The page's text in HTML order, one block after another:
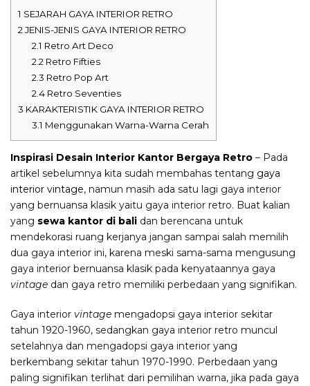
1 SEJARAH GAYA INTERIOR RETRO
2JENIS-JENIS GAYA INTERIOR RETRO
2.1 Retro Art Deco
2.2Retro Fifties
2.3 Retro Pop Art
2.4Retro Seventies
3 KARAKTERISTIK GAYA INTERIOR RETRO
3.1 Menggunakan Warna-Warna Cerah
Inspirasi Desain Interior Kantor Bergaya Retro – Pada
artikel sebelumnya kita sudah membahas tentang gaya
interior vintage, namun masih ada satu lagi gaya interior
yang bernuansa klasik yaitu gaya interior retro. Buat kalian
yang sewa kantor di bali dan berencana untuk
mendekorasi ruang kerjanya jangan sampai salah memilih
dua gaya interior ini, karena meski sama-sama mengusung
gaya interior bernuansa klasik pada kenyataannya gaya
vintage dan gaya retro memiliki perbedaan yang signifikan.
Gaya interior vintage mengadopsi gaya interior sekitar
tahun 1920-1960, sedangkan gaya interior retro muncul
setelahnya dan mengadopsi gaya interior yang
berkembang sekitar tahun 1970-1990. Perbedaan yang
paling signifikan terlihat dari pemilihan warna, jika pada gaya